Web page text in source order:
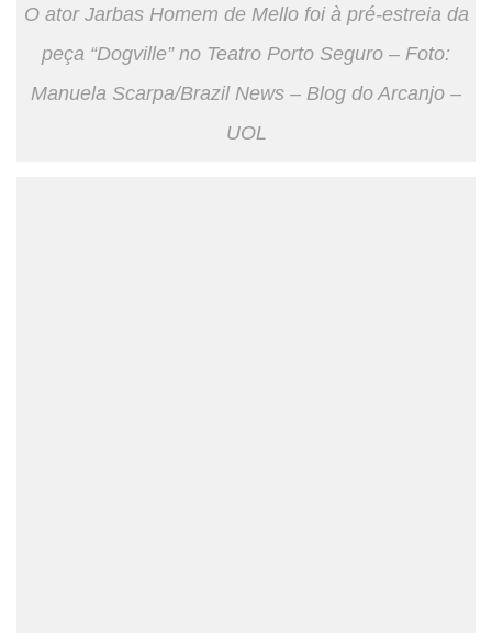
O ator Jarbas Homem de Mello foi à pré-estreia da
peça “Dogville” no Teatro Porto Seguro – Foto:
Manuela Scarpa/Brazil News – Blog do Arcanjo –
UOL